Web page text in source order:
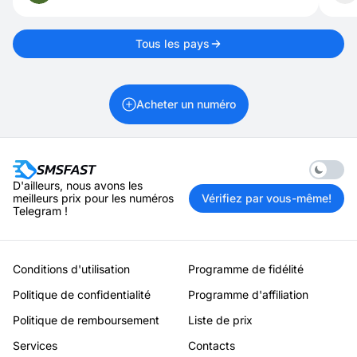
Tous les pays
Acheter un numéro
Enable
D'ailleurs, nous avons les
meilleurs prix pour les numéros
Telegram !
Vérifiez par vous-même!
Conditions d'utilisation
Programme de fidélité
Politique de confidentialité
Programme d'affiliation
Politique de remboursement
Liste de prix
Services
Contacts